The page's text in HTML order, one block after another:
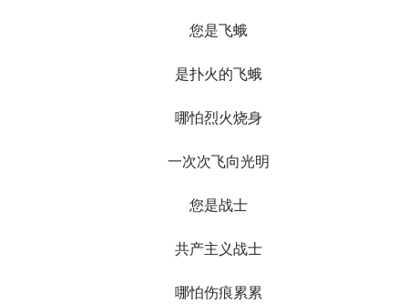
您是飞蛾
是扑火的飞蛾
哪怕烈火烧身
一次次飞向光明
您是战士
共产主义战士
哪怕伤痕累累